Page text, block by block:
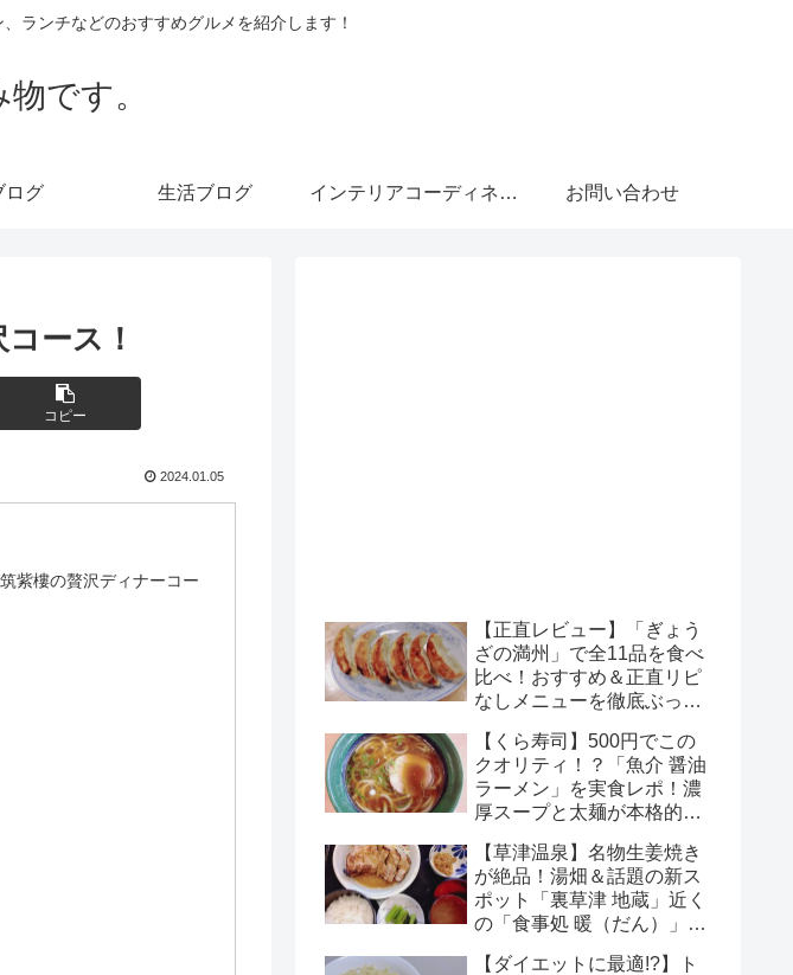
ランチなどのおすすめグルメを紹介します！
です。
ログ 生活ブログ インテリアコーディネーターブログ お問い合わせ
ース！
コピー
2024.01.05
紫樓の贅沢ディナーコー
【正直レビュー】「ぎょう
ざの満州」で全11品を食べ
比べ！おすすめ＆正直リピ
なしメニューを徹底ぶっち
【くら寿司】500円でこの
クオリティ！？「魚介 醤油
ラーメン」を実食レポ！濃
厚スープと太麺が本格的す
【草津温泉】名物生姜焼き
が絶品！湯畑＆話題の新ス
ポット「裏草津 地蔵」近く
の「食事処 暖（だん）」正
【ダイエットに最適!?】ト